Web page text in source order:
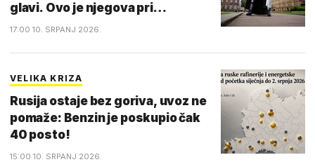
glavi. Ovo je njegova pri…
17:00 10. SRPANJ 2026.
VELIKA KRIZA
Rusija ostaje bez goriva, uvoz ne
pomaže: Benzin je poskupio čak
40 posto!
15:00 10. SRPANJ 2026.